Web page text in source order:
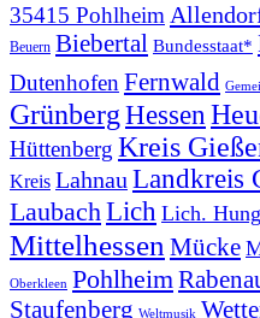
35415 Pohlheim
Beuern Biebertal Bundesstaat*
Dutenhofen Fernwald
Grünberg Hessen
Hüttenberg Kreis
Kreis Lahnau Landkreis
LaubachLich Lich.
Mittelhessen Mücke
Oberkleen Pohlheim
Staufenberg Weltmusik